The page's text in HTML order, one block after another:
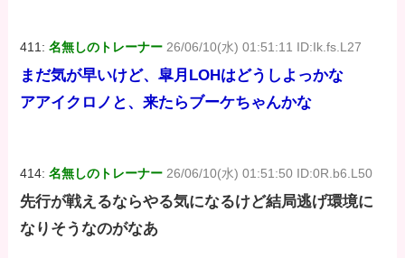
411:名無しのトレーナー 26/06/10(水) 01:51:11 ID:Ik.fs.L27
まだ気が早いけど、皐月LOHはどうしよっかな
アアイクロノと、来たらブーケちゃんかな
414:名無しのトレーナー 26/06/10(水) 01:51:50 ID:0R.b6.L50
先行が戦えるならやる気になるけど結局逃げ環境に
なりそうなのがなあ